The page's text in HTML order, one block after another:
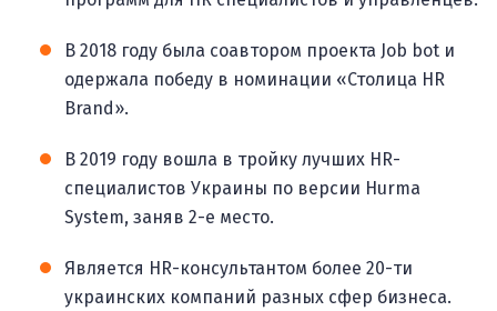
В 2018 году была соавтором проекта Job bot и
одержала победу в номинации «Столица HR
Brand».
В 2019 году вошла в тройку лучших HR-
специалистов Украины по версии Hurma
System, заняв 2-е место.
Является HR-консультантом более 20-ти
украинских компаний разных сфер бизнеса.